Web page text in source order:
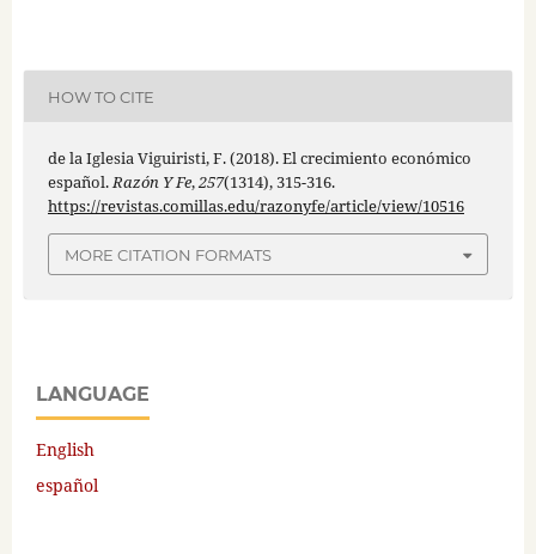
HOW TO CITE
de la Iglesia Viguiristi, F. (2018). El crecimiento económico
español.Razón Y Fe,257(1314), 315-316.
https://revistas.comillas.edu/razonyfe/article/view/10516
MORE CITATION FORMATS
LANGUAGE
English
español